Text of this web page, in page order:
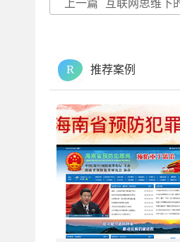
上一篇 互联网思维下的
R 推荐案例